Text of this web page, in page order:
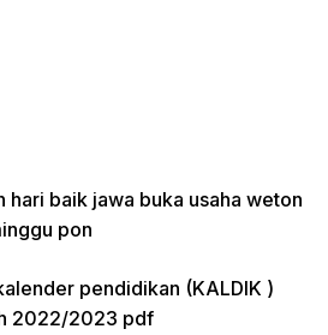
hari baik jawa buka usaha weton
pon
pendidikan (KALDIK )
2022/2023 pdf